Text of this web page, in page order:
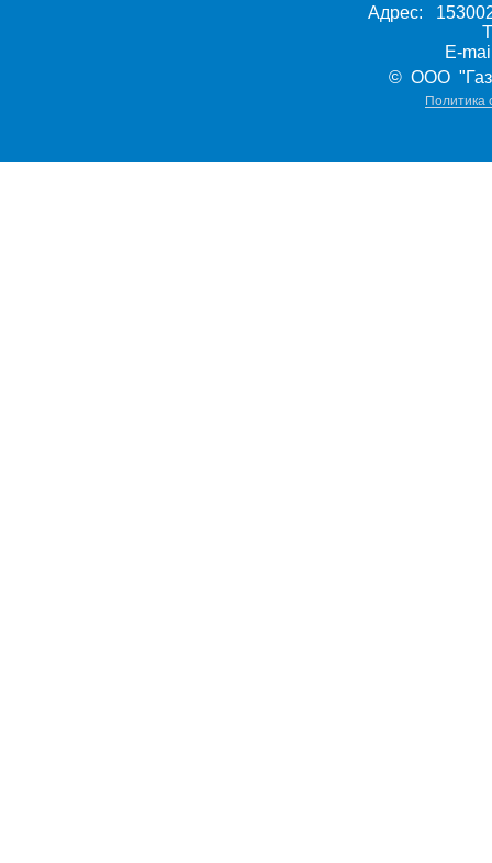
Адрес:
E-
© ООО
Политика